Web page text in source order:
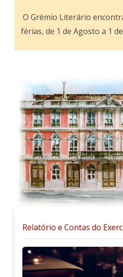
O Grémio Literário
férias, de 1 de Agosto a 1
Relatório e Contas do